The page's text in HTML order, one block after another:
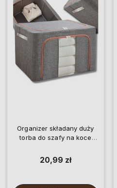
Organizer składany duży
torba do szafy na koce
20,99 zł